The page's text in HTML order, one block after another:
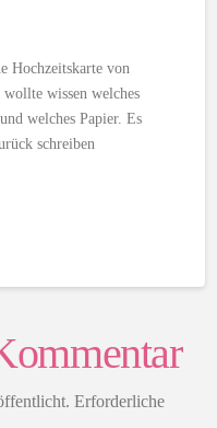
Hochzeitskarte von
wollte wissen welches
welches Papier. Es
schreiben
Erforderliche